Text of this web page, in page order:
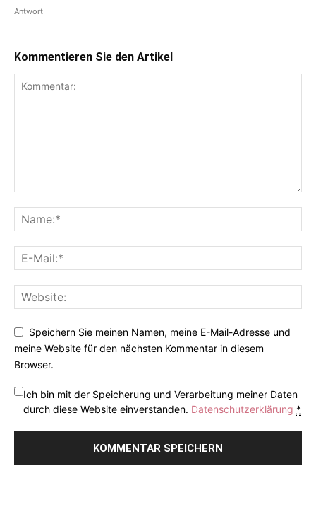
Antwort
Kommentieren Sie den Artikel
Speichern Sie meinen Namen, meine E-Mail-Adresse und
meine Website für den nächsten Kommentar in diesem
Browser.
Ich bin mit der Speicherung und Verarbeitung meiner Daten
durch diese Website einverstanden. Datenschutzerklärung *